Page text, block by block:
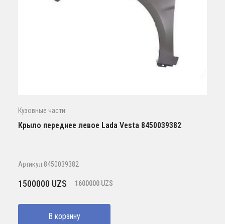
Кузовные части
Крыло переднее левое Lada Vesta 8450039382
Артикул:8450039382
1600000UZS
Первоначальная
составляла
1600000 UZS.
1500000 UZS
Текущая
1500000 UZS.
В корзину